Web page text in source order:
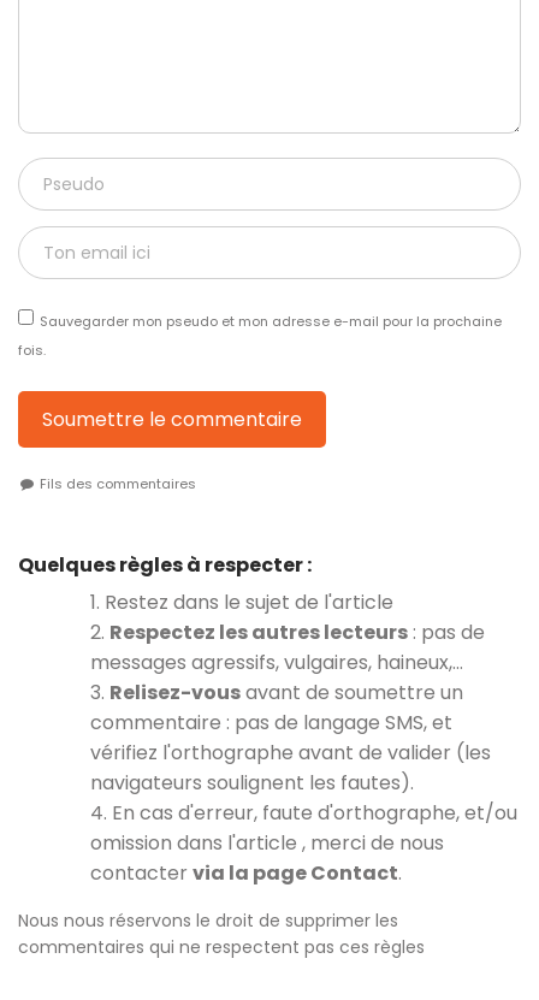
Sauvegarder mon pseudo et mon adresse e-mail pour la prochaine
fois.
Soumettre le commentaire
Fils des commentaires
Quelques règles à respecter :
1. Restez dans le sujet de l'article
2. Respectez les autres lecteurs : pas de
messages agressifs, vulgaires, haineux,…
3. Relisez-vousavant de soumettre un
commentaire : pas de langage SMS, et
vérifiez l'orthographe avant de valider (les
navigateurs soulignent les fautes).
4. En cas d'erreur, faute d'orthographe, et/ou
omission dans l'article , merci de nous
contacter via la page Contact.
Nous nous réservons le droit de supprimer les
commentaires qui ne respectent pas ces règles